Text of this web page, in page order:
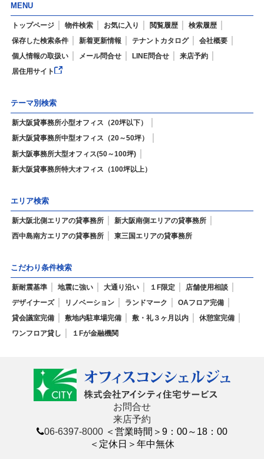
MENU
トップページ 物件検索 お気に入り 閲覧履歴
検索履歴
保存した検索条件
新着更新情報 テナントカタログ
会社概要
個人情報の取扱い
メール問合せ LINE問合せ
来店予約
居住用サイト
テーマ別検索
新大阪貸事務所小型オフィス（20坪以下）
新大阪貸事務所中型オフィス（20～50坪）
新大阪事務所大型オフィス(50～100坪)
新大阪貸事務所特大オフィス（100坪以上）
エリア検索
新大阪北側エリアの貸事務所
新大阪南側エリアの貸事務所
西中島南方エリアの貸事務所
東三国エリアの貸事務所
こだわり条件検索
新耐震基準 地震に強い 大通り沿い １F限定
店舗使用相談
デザイナーズ
リノベーション ランドマーク
OAフロア完備
貸会議室完備
敷地内駐車場完備 敷・礼３ヶ月以内
休憩室完備
ワンフロア貸し
１Fが金融機関
お問合せ
来店予約
06-6397-8000 ＜営業時間＞9：00～18：00
＜定休日＞年中無休